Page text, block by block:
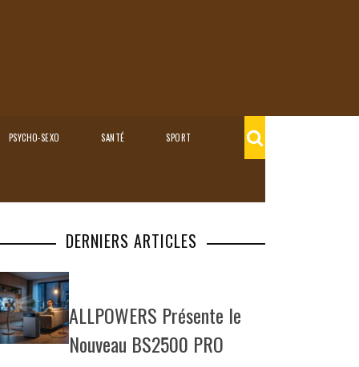
PSYCHO-SEXO SANTÉ SPORT
DERNIERS ARTICLES
ALLPOWERS Présente le
Nouveau BS2500 PRO